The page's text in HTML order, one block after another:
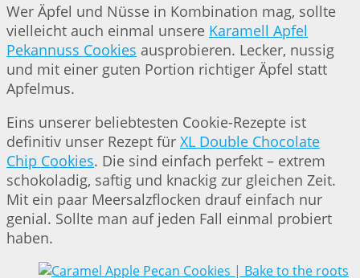
Wer Äpfel und Nüsse in Kombination mag, sollte
vielleicht auch einmal unsere Karamell Apfel
Pekannuss Cookies ausprobieren. Lecker, nussig
und mit einer guten Portion richtiger Äpfel statt
Apfelmus.
Eins unserer beliebtesten Cookie-Rezepte ist
definitiv unser Rezept für XL Double Chocolate
Chip Cookies. Die sind einfach perfekt – extrem
schokoladig, saftig und knackig zur gleichen Zeit.
Mit ein paar Meersalzflocken drauf einfach nur
genial. Sollte man auf jeden Fall einmal probiert
haben.